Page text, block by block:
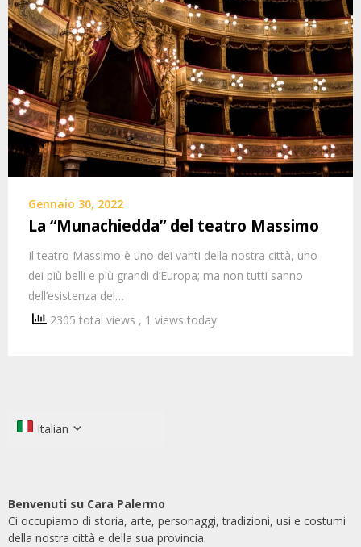
Gennaio 30, 2022
La “Munachiedda” del teatro Massimo
Il teatro Massimo è uno dei vanti della nostra città, uno
dei più belli e più grandi d’Europa; ma non tutti sanno
dell’esistenza del…
2305 total views , 1 views today
Italian
Benvenuti su Cara Palermo
Ci occupiamo di storia, arte, personaggi, tradizioni, usi e costumi
della nostra città e della sua provincia.